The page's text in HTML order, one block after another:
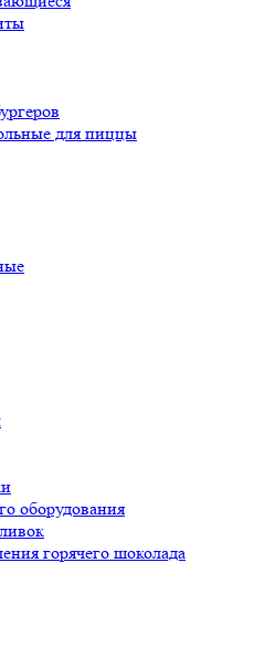
для пиццы
оборудования
горячего шоколада